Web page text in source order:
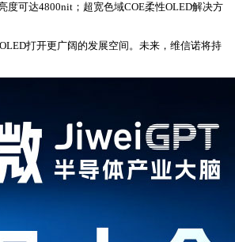
度可达4800nit；超宽色域COE柔性OLED解决方
打开更广阔的发展空间。未来，维信诺将持